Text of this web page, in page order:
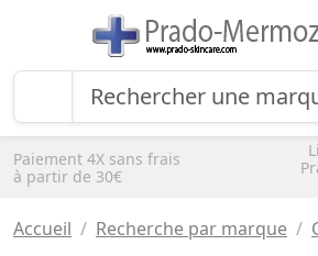
Paiement 4X sans frais
à partir de 30€
Accueil Recherche par marque